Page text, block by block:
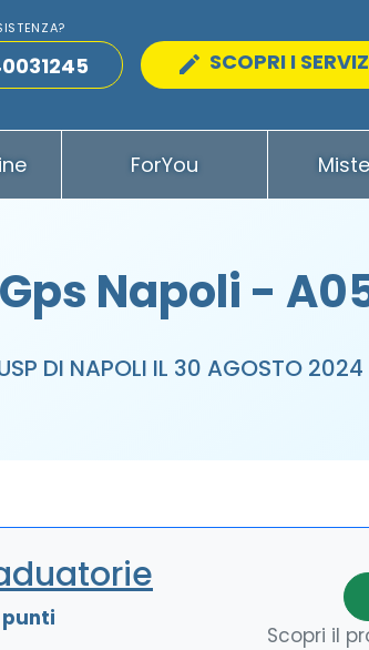
SCOPRI I
ForYou
Napoli -
DI NAPOLI IL 30 AGOSTO 2024
punti
Scopri il